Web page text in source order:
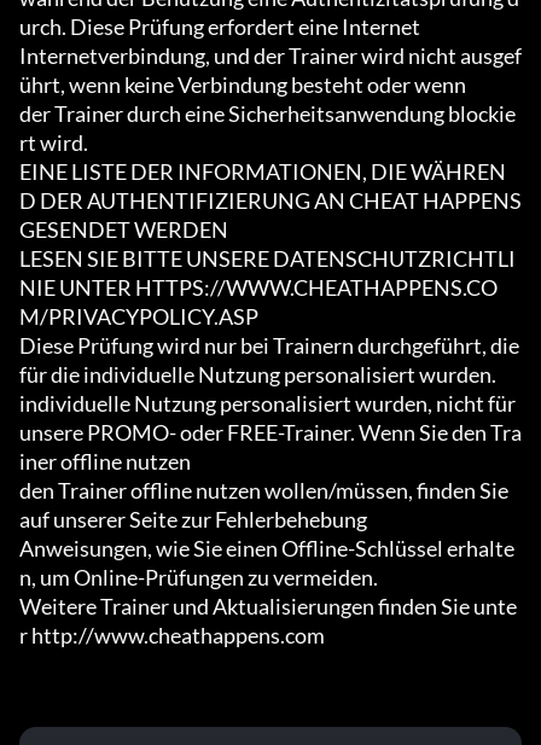
urch. Diese Prüfung erfordert eine Internet
Internetverbindung, und der Trainer wird nicht ausgef
ührt, wenn keine Verbindung besteht oder wenn
der Trainer durch eine Sicherheitsanwendung blockie
rt wird.
EINE LISTE DER INFORMATIONEN, DIE WÄHREN
D DER AUTHENTIFIZIERUNG AN CHEAT HAPPENS
GESENDET WERDEN
LESEN SIE BITTE UNSERE DATENSCHUTZRICHTLI
NIE UNTER HTTPS://WWW.CHEATHAPPENS.CO
M/PRIVACYPOLICY.ASP
Diese Prüfung wird nur bei Trainern durchgeführt, die
für die individuelle Nutzung personalisiert wurden.
individuelle Nutzung personalisiert wurden, nicht für
unsere PROMO- oder FREE-Trainer. Wenn Sie den Tra
iner offline nutzen
den Trainer offline nutzen wollen/müssen, finden Sie
auf unserer Seite zur Fehlerbehebung
Anweisungen, wie Sie einen Offline-Schlüssel erhalte
n, um Online-Prüfungen zu vermeiden.
Weitere Trainer und Aktualisierungen finden Sie unte
r http://www.cheathappens.com